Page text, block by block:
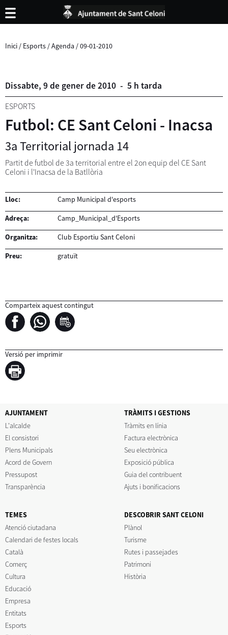
Inici / Esports /Agenda /09-01-2010
Dissabte, 9de generde2010 - 5 h tarda
ESPORTS
Futbol: CE Sant Celoni - Inacsa
3a Territorial jornada 14
Partit de futbol de 3a territorial entre el 2on equip del CE Sant
Celoni i l'Inacsa de la Batllòria
Lloc: Camp Municipal d'esports
Adreça: Camp_Municipal_d'Esports
Organitza: Club Esportiu Sant Celoni
Preu: gratuït
Comparteix aquest contingut
Versió per imprimir
AJUNTAMENT
L'alcalde
El consistori
Plens Municipals
Acord de Govern
Pressupost
Transparència
TRÀMITS I GESTIONS
Tràmits en línia
Factura electrònica
Seu electrònica
Exposició pública
Guia del contribuent
Ajuts i bonificacions
TEMES
Atenció ciutadana
Calendari de festes locals
Català
Comerç
Cultura
Educació
Empresa
Entitats
Esports
DESCOBRIR SANT CELONI
Plànol
Turisme
Rutes i passejades
Patrimoni
Història